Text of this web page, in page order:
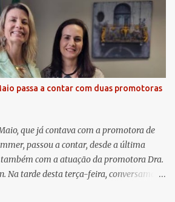
para os coordenadores capixabas, que
de Itapemirim / ES. Durante a
foram debatidas e aprovadas
a atualização da Política de
Estatutários e do regulamento
o compromisso da cooperativa com a
No Encontro de Coordenadores de
União RS/ES, Sidnei Strejevitch, fez
real...
passa a contar com duas promotoras
que já contava com a promotora de
passou a contar, desde a última
com a atuação da promotora Dra.
Na tarde desta terça-feira, conversamos